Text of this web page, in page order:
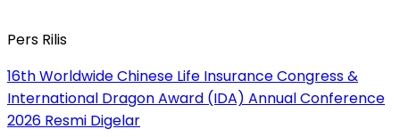
Pers Rilis
16th Worldwide Chinese Life Insurance Congress &
International Dragon Award (IDA) Annual Conference
2026 Resmi Digelar